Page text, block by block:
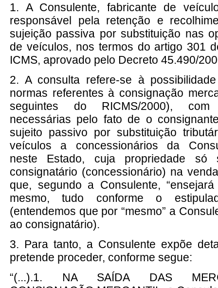
1. A Consulente, fabricante de
responsável pela retenção e
sujeição passiva por substituição nas
de veículos, nos termos do artigo 301
ICMS, aprovado pelo Decreto 45.490/
2. A consulta refere-se à
normas referentes à consignação
seguintes do RICMS/2000),
necessárias pelo fato de o
sujeito passivo por substituição
veículos a concessionários da
neste Estado, cuja propriedade só
consignatário (concessionário) na
que, segundo a Consulente,
mesmo, tudo conforme o
(entendemos que por “mesmo” a
ao consignatário).
3. Para tanto, a Consulente expõe
pretende proceder, conforme segue:
“(...).1. NA SAÍDA DAS